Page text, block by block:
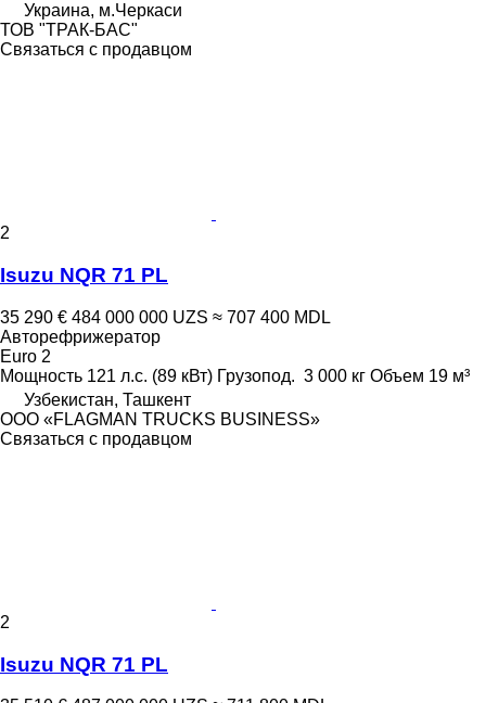
Украина, м.Черкаси
ТОВ "ТРАК-БАС"
Связаться с продавцом
2
Isuzu NQR 71 PL
35 290 € 484 000 000 UZS ≈ 707 400 MDL
Авторефрижератор
Euro 2
Мощность 121 л.с. (89 кВт) Грузопод. 3 000 кг Объем 19 м³
Узбекистан, Ташкент
ООО «FLAGMAN TRUCKS BUSINESS»
Связаться с продавцом
2
Isuzu NQR 71 PL